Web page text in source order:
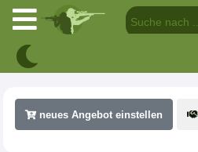
neues Angebot einstellen